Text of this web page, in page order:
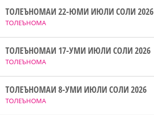
ТОЛЕЪНОМА
ТОЛЕЪНОМАИ 22-ЮМИ ИЮЛИ СОЛИ 2026
ТОЛЕЪНОМА
ТОЛЕЪНОМАИ 17-УМИ ИЮЛИ СОЛИ 2026
ТОЛЕЪНОМА
ТОЛЕЪНОМАИ 8-УМИ ИЮЛИ СОЛИ 2026